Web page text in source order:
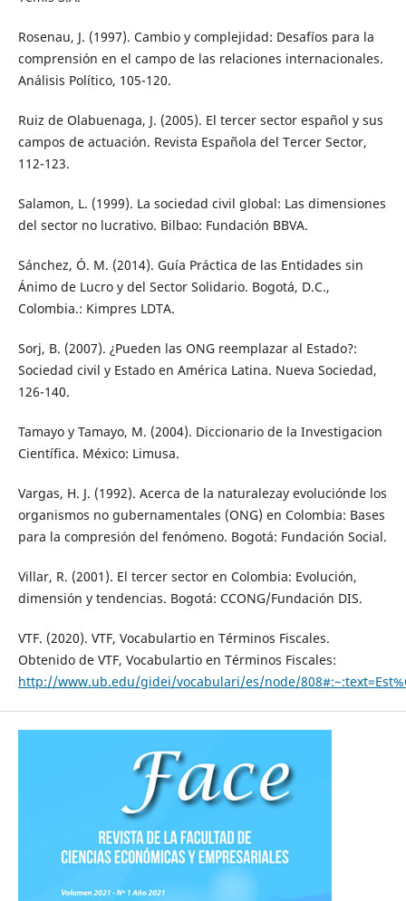
Rosenau, J. (1997). Cambio y complejidad: Desafíos para la
comprensión en el campo de las relaciones internacionales.
Análisis Político, 105-120.
Ruiz de Olabuenaga, J. (2005). El tercer sector español y sus
campos de actuación. Revista Española del Tercer Sector,
112-123.
Salamon, L. (1999). La sociedad civil global: Las dimensiones
del sector no lucrativo. Bilbao: Fundación BBVA.
Sánchez, Ó. M. (2014). Guía Práctica de las Entidades sin
Ánimo de Lucro y del Sector Solidario. Bogotá, D.C.,
Colombia.: Kimpres LDTA.
Sorj, B. (2007). ¿Pueden las ONG reemplazar al Estado?:
Sociedad civil y Estado en América Latina. Nueva Sociedad,
126-140.
Tamayo y Tamayo, M. (2004). Diccionario de la Investigacion
Científica. México: Limusa.
Vargas, H. J. (1992). Acerca de la naturalezay evoluciónde los
organismos no gubernamentales (ONG) en Colombia: Bases
para la compresión del fenómeno. Bogotá: Fundación Social.
Villar, R. (2001). El tercer sector en Colombia: Evolución,
dimensión y tendencias. Bogotá: CCONG/Fundación DIS.
VTF. (2020). VTF, Vocabulartio en Términos Fiscales.
Obtenido de VTF, Vocabulartio en Términos Fiscales:
http://www.ub.edu/gidei/vocabulari/es/node/